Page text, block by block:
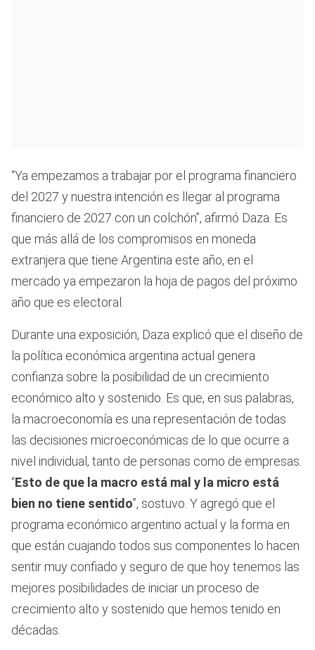
“Ya empezamos a trabajar por el programa financiero
del 2027 y nuestra intención es llegar al programa
financiero de 2027 con un colchón”, afirmó Daza. Es
que más allá de los compromisos en moneda
extranjera que tiene Argentina este año, en el
mercado ya empezaron la hoja de pagos del próximo
año que es electoral.
Durante una exposición, Daza explicó que el diseño de
la política económica argentina actual genera
confianza sobre la posibilidad de un crecimiento
económico alto y sostenido. Es que, en sus palabras,
la macroeconomía es una representación de todas
las decisiones microeconómicas de lo que ocurre a
nivel individual, tanto de personas como de empresas.
“Esto de que la macro está mal y la micro está
bien no tiene sentido”, sostuvo. Y agregó que el
programa económico argentino actual y la forma en
que están cuajando todos sus componentes lo hacen
sentir muy confiado y seguro de que hoy tenemos las
mejores posibilidades de iniciar un proceso de
crecimiento alto y sostenido que hemos tenido en
décadas.